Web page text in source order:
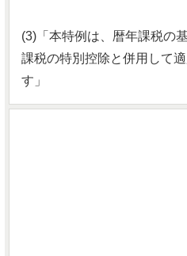
(3)「本特例は、暦年課税の
課税の特別控除と併用して
す」